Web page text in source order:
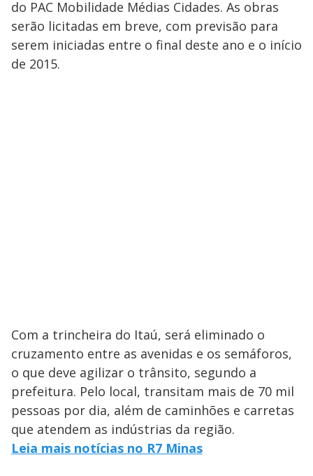
do PAC Mobilidade Médias Cidades. As obras
serão licitadas em breve, com previsão para
serem iniciadas entre o final deste ano e o início
de 2015.
Com a trincheira do Itaú, será eliminado o
cruzamento entre as avenidas e os semáforos,
o que deve agilizar o trânsito, segundo a
prefeitura. Pelo local, transitam mais de 70 mil
pessoas por dia, além de caminhões e carretas
que atendem as indústrias da região.
Leia mais notícias no R7 Minas